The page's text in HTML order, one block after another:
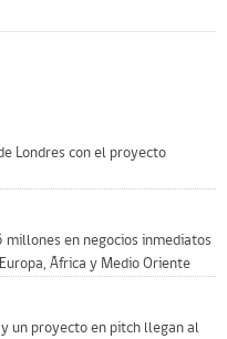
Londres con el proyecto
millones en negocios inmediatos
África y Medio Oriente
un proyecto en pitch llegan al